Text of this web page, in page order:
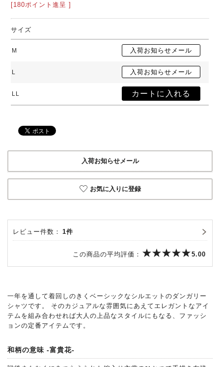
[180ポイント進呈 ]
サイズ
M
L
LL
入荷お知らせメール
お気に入りに登録
レビュー件数： 1件
この商品の平均評価： 5.00
一年を通して着回しのきくベーシックなシルエットのダンガリー
シャツです。 そのカジュアルな雰囲気にあえてエレガントなアイ
テムを組み合わせれば大人の上品なスタイルにもなる、ファッシ
ョンの定番アイテムです。
和柄の意味 -富貴花-